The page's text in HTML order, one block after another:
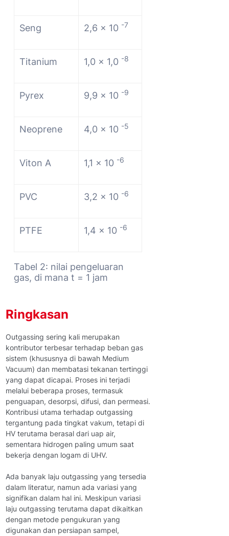
Seng 2,6 x 10 -7
Titanium 1,0 x 1,0 -8
Pyrex 9,9 x 10 -9
Neoprene 4,0 x 10 -5
Viton A 1,1 x 10 -6
PVC 3,2 x 10 -6
PTFE 1,4 x 10 -6
Tabel 2: nilai pengeluaran
gas, di mana t = 1 jam
Ringkasan
Outgassing sering kali merupakan
kontributor terbesar terhadap beban gas
sistem (khususnya di bawah Medium
Vacuum) dan membatasi tekanan tertinggi
yang dapat dicapai. Proses ini terjadi
melalui beberapa proses, termasuk
penguapan, desorpsi, difusi, dan permeasi.
Kontribusi utama terhadap outgassing
tergantung pada tingkat vakum, tetapi di
HV terutama berasal dari uap air,
sementara hidrogen paling umum saat
bekerja dengan logam di UHV.
Ada banyak laju outgassing yang tersedia
dalam literatur, namun ada variasi yang
signifikan dalam hal ini. Meskipun variasi
laju outgassing terutama dapat dikaitkan
dengan metode pengukuran yang
digunakan dan persiapan sampel,